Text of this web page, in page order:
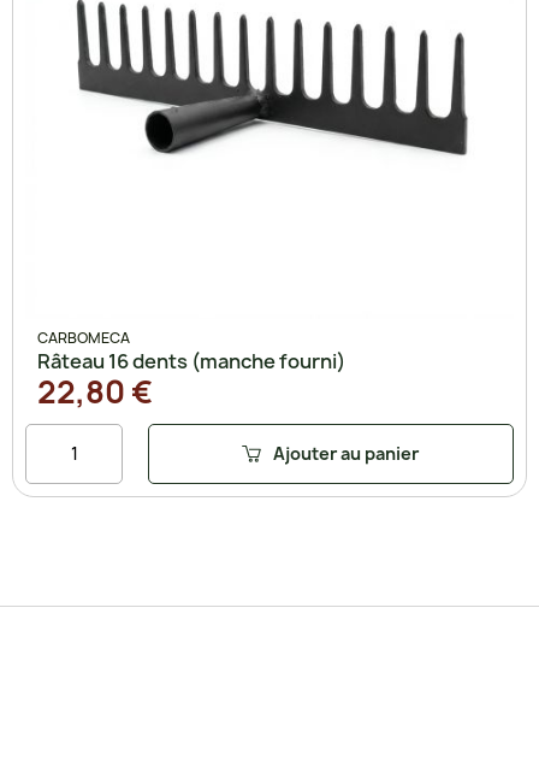
CARBOMECA
Râteau 16 dents (manche fourni)
22,80 €
Ajouter au panier